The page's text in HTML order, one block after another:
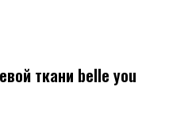
ткани belle you